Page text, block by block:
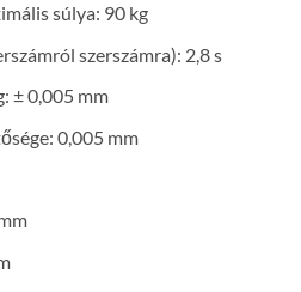
súlya: 90 kg
szerszámra): 2,8 s
± 0,005 mm
0,005 mm